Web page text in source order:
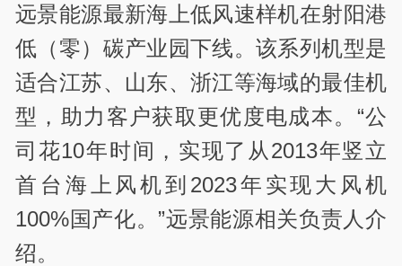
远景能源最新海上低风速样机在射阳港
低（零）碳产业园下线。该系列机型是
适合江苏、山东、浙江等海域的最佳机
型，助力客户获取更优度电成本。“公
司花10年时间，实现了从2013年竖立
首台海上风机到2023年实现大风机
100%国产化。”远景能源相关负责人介
绍。